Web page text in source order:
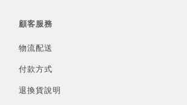
顧客服務
物流配送
付款方式
退換貨說明